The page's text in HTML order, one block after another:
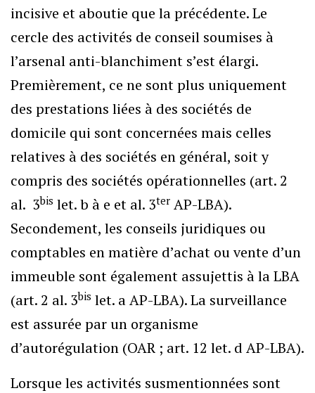
incisive et aboutie que la précédente. Le
cercle des activités de conseil soumises à
l’arsenal anti-blanchiment s’est élargi.
Premièrement, ce ne sont plus uniquement
des prestations liées à des sociétés de
domicile qui sont concernées mais celles
relatives à des sociétés en général, soit y
compris des sociétés opérationnelles (art. 2
al. 3bis let. b à e et al. 3ter AP-LBA).
Secondement, les conseils juridiques ou
comptables en matière d’achat ou vente d’un
immeuble sont également assujettis à la LBA
(art. 2 al. 3bis let. a AP-LBA). La surveillance
est assurée par un organisme
d’autorégulation (OAR ; art. 12 let. d AP-LBA).
Lorsque les activités susmentionnées sont